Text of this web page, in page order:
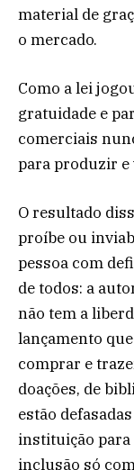
material de
o mercado.
Como a lei
gratuidade e
comerciais
para produzir e
O resultado
proíbe ou
pessoa com
de todos: a
não tem a
lançamento
comprar e
doações, de
estão
instituição
inclusão só